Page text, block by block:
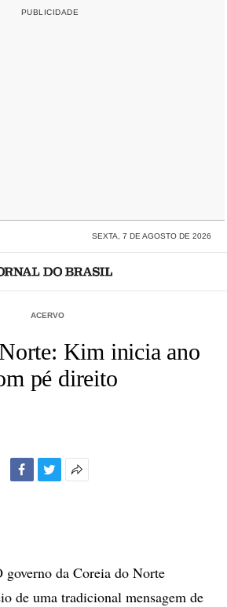
SEXTA, 7 DE AGOSTO DE 2026
ACERVO
Kim inicia ano
pé direito
da Coreia do Norte
de uma tradicional mensagem de